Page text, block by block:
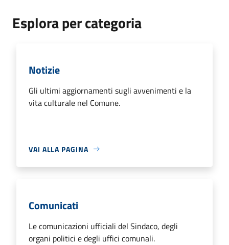
Esplora per categoria
Notizie
Gli ultimi aggiornamenti sugli avvenimenti e la
vita culturale nel Comune.
VAI ALLA PAGINA
Comunicati
Le comunicazioni ufficiali del Sindaco, degli
organi politici e degli uffici comunali.